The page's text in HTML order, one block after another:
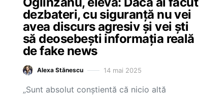
dezbateri, cu siguranță nu vei
avea discurs agresiv și vei ști
să deosebești informația reală
de fake news
Alexa Stănescu 14 mai 2025
„Sunt absolut conștientă că nicio altă